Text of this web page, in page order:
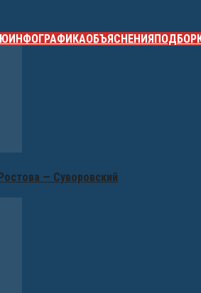
ИНФОГРАФИКАОБЪЯСНЕНИЯ
— Суворовский